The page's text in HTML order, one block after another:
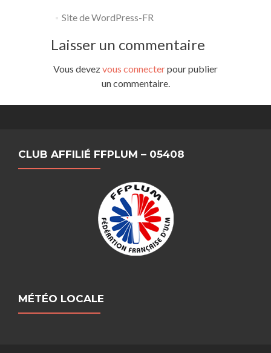
Site de WordPress-FR
Laisser un commentaire
Vous devezvous connecterpour publier
un commentaire.
CLUB AFFILIÉ FFPLUM – 05408
MÉTÉO LOCALE